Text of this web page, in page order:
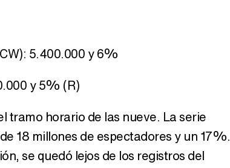
5.400.000 y 6%
y 5% (R)
tramo horario de las nueve. La serie
18 millones de espectadores y un 17%.
se quedó lejos de los registros del